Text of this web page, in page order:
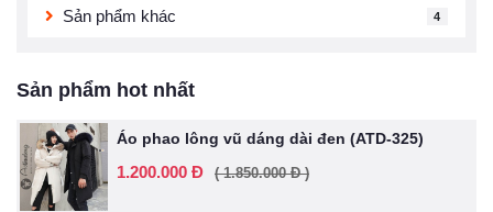
Sản phẩm khác 4
Sản phẩm hot nhất
Áo phao lông vũ dáng dài đen (ATD-325)
1.200.000 Đ ( 1.850.000 Đ )